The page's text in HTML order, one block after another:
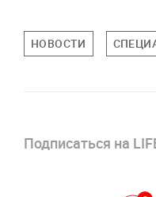
НОВОСТИ
Подписаться на